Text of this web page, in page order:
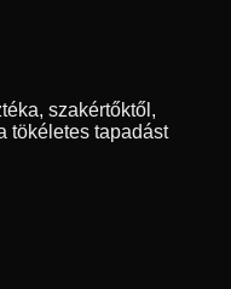
szakértőktől,
tökéletes tapadást